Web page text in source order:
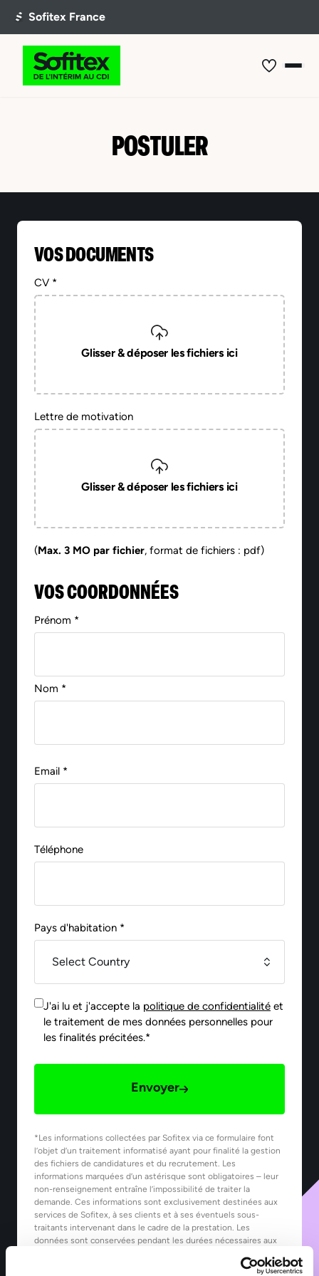
POSTULER
VOS DOCUMENTS
CV *
Glisser & déposer les fichiers ici
Lettre de motivation
Glisser & déposer les fichiers ici
(Max. 3 MO par fichier, format de fichiers : pdf)
VOS COORDONNÉES
Prénom *
Nom *
Email *
Téléphone
Pays d'habitation *
J'ai lu et j'accepte la politique de confidentialité et
le traitement de mes données personnelles pour
les finalités précitées.*
Envoyer
*Les informations collectées par Sofitex via ce formulaire font
l’objet d’un traitement informatisé ayant pour finalité la gestion
des fichiers de candidatures et du recrutement. Les
informations marquées d’un astérisque sont obligatoires – leur
non-renseignement entraîne l’impossibilité de traiter la
demande. Ces informations sont exclusivement destinées aux
services de Sofitex, à ses clients et à ses éventuels sous-
traitants intervenant dans le cadre de la prestation. Les
données sont conservées pendant les durées nécessaires aux